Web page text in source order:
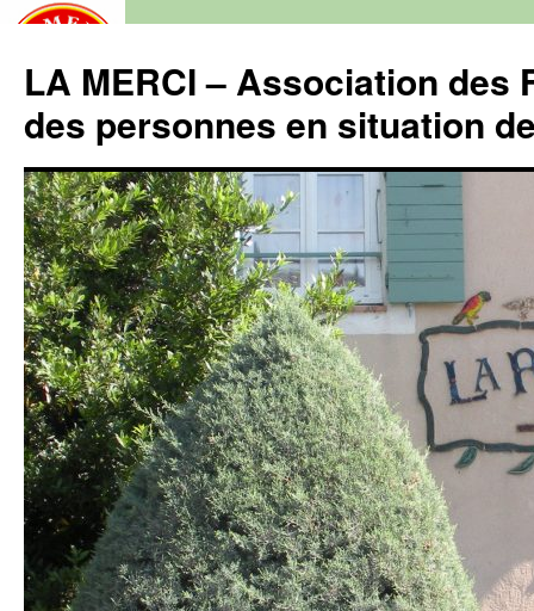
LA MERCI – Association des
des personnes en situation